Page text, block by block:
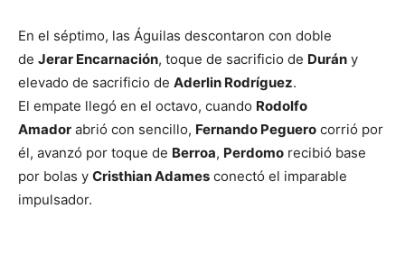
En el séptimo, las Águilas descontaron con doble
de Jerar Encarnación, toque de sacrificio de Durán y
elevado de sacrificio de Aderlin Rodríguez.
El empate llegó en el octavo, cuando Rodolfo
Amador abrió con sencillo, Fernando Peguero corrió por
él, avanzó por toque de Berroa, Perdomo recibió base
por bolas y Cristhian Adames conectó el imparable
impulsador.